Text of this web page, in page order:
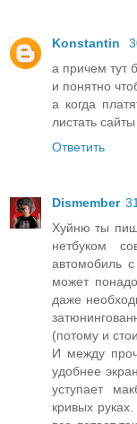
Konstantin
а причем тут
и понятно
а когда
листать
Ответить
Dismember
Хуйню ты
нетбуком
автомобиль
может
даже
(потому и
И между
удобнее
уступает
кривых